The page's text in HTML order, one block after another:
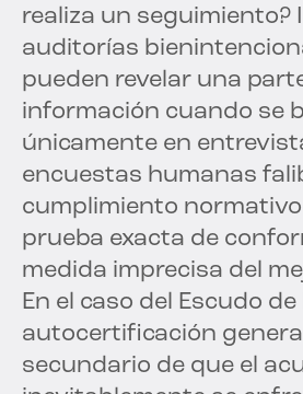
realiza un seguimiento?
auditorías
pueden revelar una
información cuando se
únicamente en
encuestas humanas
cumplimiento
prueba exacta de
medida imprecisa del
En el caso del Escudo
autocertificación
secundario de que el